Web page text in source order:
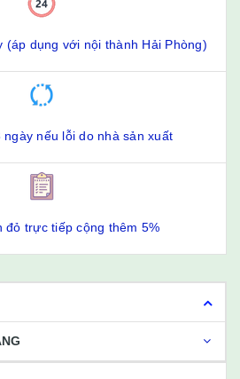
(áp dụng với nội thành Hải Phòng)
nếu lỗi do nhà sản xuất
đỏ trực tiếp cộng thêm 5%